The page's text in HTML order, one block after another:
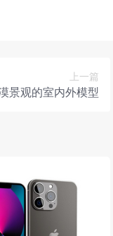
上一篇
景观的室内外模型